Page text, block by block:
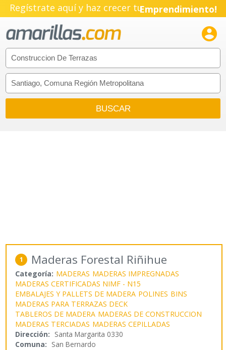
Regístrate aquí y haz crecer tuEmprendimiento!

1 Maderas Forestal Riñihue
Categoría: MADERAS MADERAS IMPREGNADAS
MADERAS CERTIFICADAS NIMF - N15
EMBALAJES Y PALLETS DE MADERA POLINES BINS
MADERAS PARA TERRAZAS DECK
TABLEROS DE MADERA MADERAS DE CONSTRUCCION
MADERAS TERCIADAS MADERAS CEPILLADAS
Dirección: Santa Margarita 0330
Comuna: San Bernardo